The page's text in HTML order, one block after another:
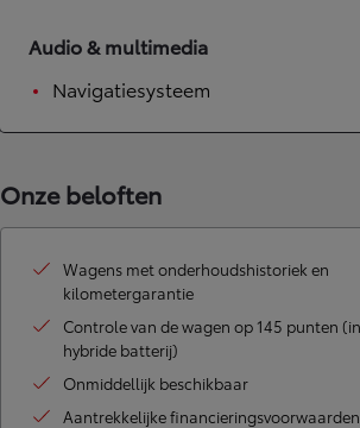
Audio & multimedia
Navigatiesysteem
Onze beloften
Wagens met onderhoudshistoriek en
kilometergarantie
Controle van de wagen op 145 punten
hybride batterij)
Onmiddellijk beschikbaar
Aantrekkelijke financieringsvoorwaarden